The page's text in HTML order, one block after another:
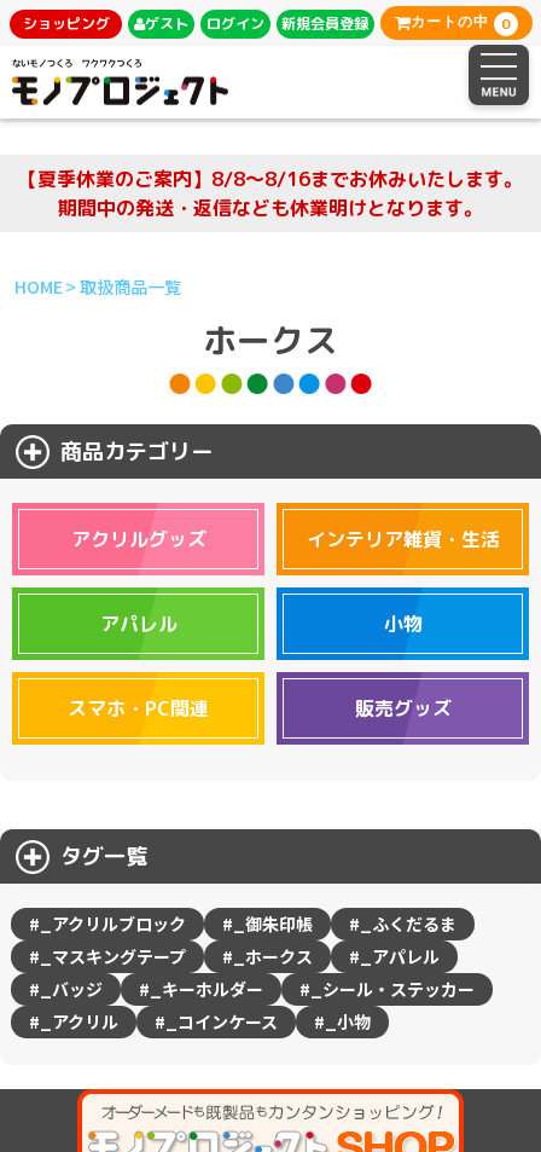
ショッピング ゲスト ログイン 新規会員登録 カートの中 0
【夏季休業のご案内】8/8～8/16までお休みいたします。
期間中の発送・返信なども休業明けとなります。
HOME 取扱商品一覧
ホークス
商品カテゴリー
アクリルグッズ インテリア雑貨・生活
アパレル 小物
スマホ・PC関連 販売グッズ
タグ一覧
#_アクリルブロック #_御朱印帳
#_ふくだるま
#_マスキングテープ
#_ホークス
#_アパレル
#_バッジ
#_キーホルダー
#_シール・ステッカー
#_アクリル
#_コインケース #_小物